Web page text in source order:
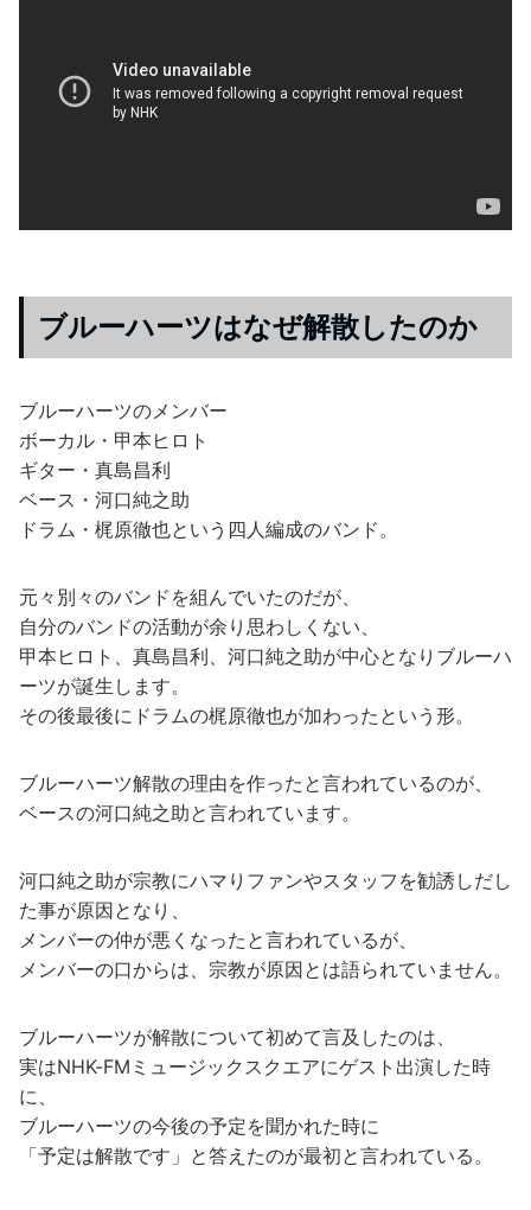
ブルーハーツはなぜ解散したのか
ブルーハーツのメンバー
ボーカル・甲本ヒロト
ギター・真島昌利
ベース・河口純之助
ドラム・梶原徹也という四人編成のバンド。
元々別々のバンドを組んでいたのだが、
自分のバンドの活動が余り思わしくない、
甲本ヒロト、真島昌利、河口純之助が中心となりブルーハ
ーツが誕生します。
その後最後にドラムの梶原徹也が加わったという形。
ブルーハーツ解散の理由を作ったと言われているのが、
ベースの河口純之助と言われています。
河口純之助が宗教にハマりファンやスタッフを勧誘しだし
た事が原因となり、
メンバーの仲が悪くなったと言われているが、
メンバーの口からは、宗教が原因とは語られていません。
ブルーハーツが解散について初めて言及したのは、
実はNHK-FMミュージックスクエアにゲスト出演した時
に、
ブルーハーツの今後の予定を聞かれた時に
「予定は解散です」と答えたのが最初と言われている。